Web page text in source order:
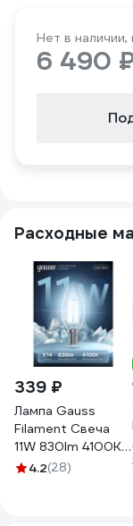
Нет в
6 490
Расходные
339 ₽
Лампа Gauss
Filament Свеча
11W 830lm 4100К
Е14 LED 103801211
4.2(28)